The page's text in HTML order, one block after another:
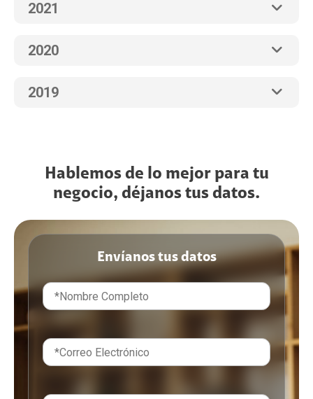
2021
2020
2019
Hablemos de lo mejor para tu
negocio, déjanos tus datos.
Envíanos tus datos